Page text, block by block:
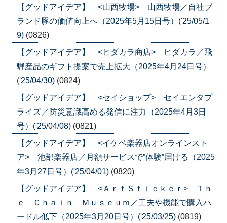
【グッドアイデア】 <山西牧場> 山西牧場／自社ブ
ランド豚の価値向上へ（2025年5月15日号）('25/05/1
9) (0826)
【グッドアイデア】 <ヒダカラ商店> ヒダカラ／飛
騨産品のギフト提案で売上拡大（2025年4月24日号）
('25/04/30) (0824)
【グッドアイデア】 <セイショップ> セイエンタプ
ライズ／防災意識高める発信に注力（2025年4月3日
号）('25/04/08) (0821)
【グッドアイデア】 <イケベ楽器店オンラインスト
ア> 池部楽器店／月額サービスで”体験”届ける（2025
年3月27日号）('25/04/01) (0820)
【グッドアイデア】 <ＡｒｔＳｔｉｃｋｅｒ> Ｔｈ
ｅ Ｃｈａｉｎ Ｍｕｓｅｕｍ／工夫や機能で購入ハ
ードル低下（2025年3月20日号）('25/03/25) (0819)